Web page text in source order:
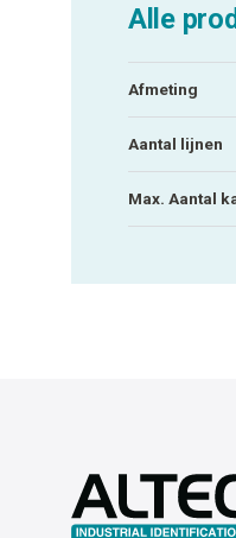
Alle
Afmeting
Aantal lijnen
Max. Aantal